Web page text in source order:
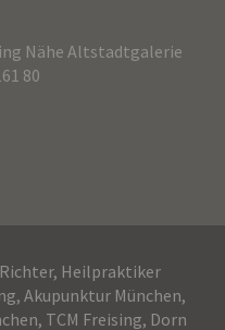
Nähe Altstadtgalerie
80
Heilpraktiker
Akupunktur München,
TCM Freising, Dorn